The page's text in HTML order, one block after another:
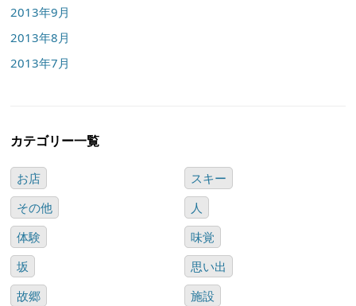
2013年9月
2013年8月
2013年7月
カテゴリー一覧
お店
スキー
その他
人
体験
味覚
坂
思い出
故郷
施設